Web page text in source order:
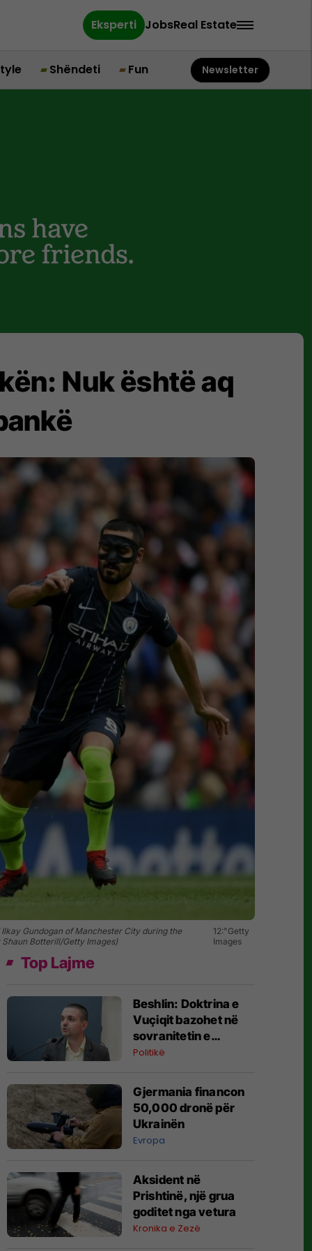
Eksperti JobsReal Estate
Shëndeti Fun Newsletter
Nuk është aq
Gundogan of Manchester City during the
Botterill/Getty Images)
12:"Getty
Images
Top Lajme
Beshlin: Doktrina e
Vuçiqit bazohet në
sovranitetin e
kufizuar të shteteve
Politikë
Gjermania financon
50,000 dronë për
Ukrainën
Evropa
Aksident në
Prishtinë, një grua
goditet nga vetura
Kronika e Zezë